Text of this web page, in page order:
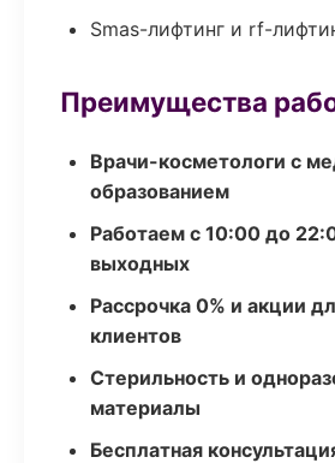
Smas-лифтинг и rf-
Преимущества
Врачи-косметологи с
образованием
Работаем с 10:00 до
выходных
Рассрочка 0% и акции
клиентов
Стерильность и
материалы
Бесплатная